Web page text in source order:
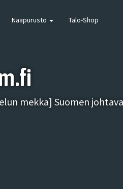
Naapurusto Talo-Shop
mekka] Suomen